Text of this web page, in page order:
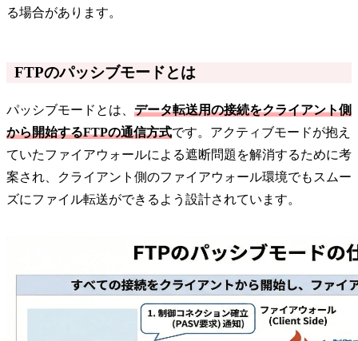
る場合があります。
FTPのパッシブモードとは
パッシブモードとは、 データ転送用の接続をクライアント側
から開始するFTPの通信方式です。アクティブモードが抱え
ていたファイアウォールによる遮断問題を解消するために考
案され、クライアント側のファイアウォール環境でもスムー
ズにファイル転送ができるよう設計されています。